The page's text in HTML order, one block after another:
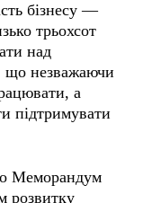
над
що незважаючи
а
підтримувати
Меморандум
на